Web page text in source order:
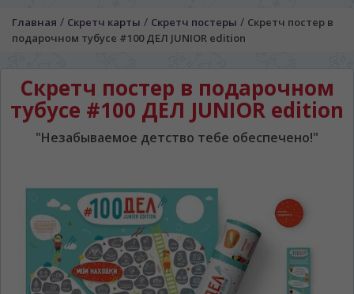
Главная / Скретч карты / Скретч постеры / Скретч постер в
подарочном тубусе #100 ДЕЛ JUNIOR edition
Скретч постер в подарочном
тубусе #100 ДЕЛ JUNIOR edition
"Незабываемое детство тебе обеспечено!"